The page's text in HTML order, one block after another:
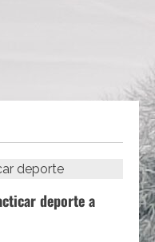
deporte a